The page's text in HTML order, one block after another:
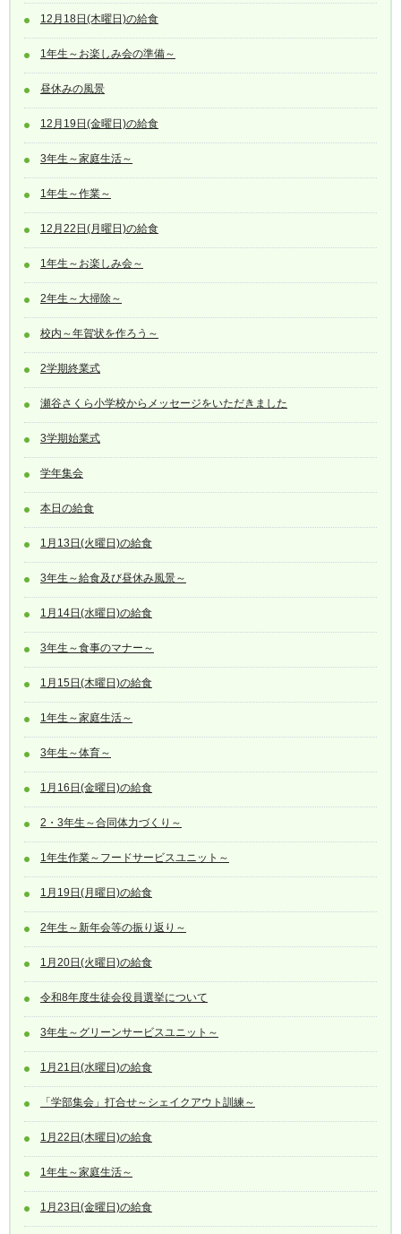
12月18日(木曜日)の給食
1年生～お楽しみ会の準備～
昼休みの風景
12月19日(金曜日)の給食
3年生～家庭生活～
1年生～作業～
12月22日(月曜日)の給食
1年生～お楽しみ会～
2年生～大掃除～
校内～年賀状を作ろう～
2学期終業式
瀬谷さくら小学校からメッセージをいただきました
3学期始業式
学年集会
本日の給食
1月13日(火曜日)の給食
3年生～給食及び昼休み風景～
1月14日(水曜日)の給食
3年生～食事のマナー～
1月15日(木曜日)の給食
1年生～家庭生活～
3年生～体育～
1月16日(金曜日)の給食
2・3年生～合同体力づくり～
1年生作業～フードサービスユニット～
1月19日(月曜日)の給食
2年生～新年会等の振り返り～
1月20日(火曜日)の給食
令和8年度生徒会役員選挙について
3年生～グリーンサービスユニット～
1月21日(水曜日)の給食
「学部集会」打合せ～シェイクアウト訓練～
1月22日(木曜日)の給食
1年生～家庭生活～
1月23日(金曜日)の給食